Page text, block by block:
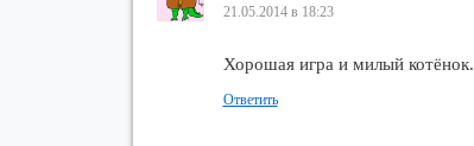
21.05.2014 в 18:23
Хорошая игра и милый котёнок.
Ответить